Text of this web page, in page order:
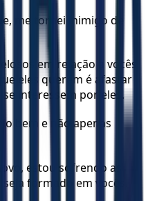
me tornei inimigo de
em relação a vocês
eles querem é afastar
se interessem por eles.
bem e não apenas
estou sofrendo as
formado em vocês.